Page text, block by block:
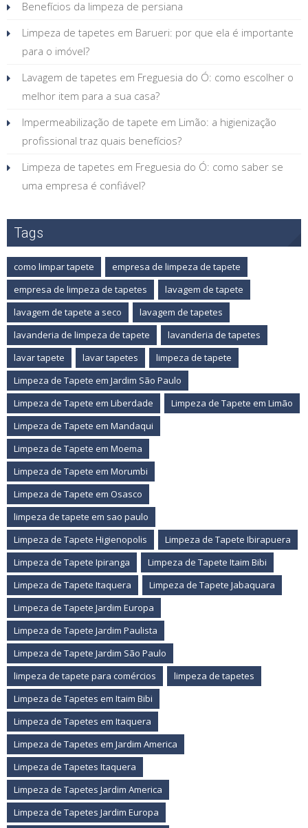
Benefícios da limpeza de persiana
Limpeza de tapetes em Barueri: por que ela é importante
para o imóvel?
Lavagem de tapetes em Freguesia do Ó: como escolher o
melhor item para a sua casa?
Impermeabilização de tapete em Limão: a higienização
profissional traz quais benefícios?
Limpeza de tapetes em Freguesia do Ó: como saber se
uma empresa é confiável?
Tags
como limpar tapete
empresa de limpeza de tapete
empresa de limpeza de tapetes
lavagem de tapete
lavagem de tapete a seco
lavagem de tapetes
lavanderia de limpeza de tapete
lavanderia de tapetes
lavar tapete
lavar tapetes
limpeza de tapete
Limpeza de Tapete em Jardim São Paulo
Limpeza de Tapete em Liberdade
Limpeza de Tapete em Limão
Limpeza de Tapete em Mandaqui
Limpeza de Tapete em Moema
Limpeza de Tapete em Morumbi
Limpeza de Tapete em Osasco
limpeza de tapete em sao paulo
Limpeza de Tapete Higienopolis
Limpeza de Tapete Ibirapuera
Limpeza de Tapete Ipiranga
Limpeza de Tapete Itaim Bibi
Limpeza de Tapete Itaquera
Limpeza de Tapete Jabaquara
Limpeza de Tapete Jardim Europa
Limpeza de Tapete Jardim Paulista
Limpeza de Tapete Jardim São Paulo
limpeza de tapete para comércios
limpeza de tapetes
Limpeza de Tapetes em Itaim Bibi
Limpeza de Tapetes em Itaquera
Limpeza de Tapetes em Jardim America
Limpeza de Tapetes Itaquera
Limpeza de Tapetes Jardim America
Limpeza de Tapetes Jardim Europa